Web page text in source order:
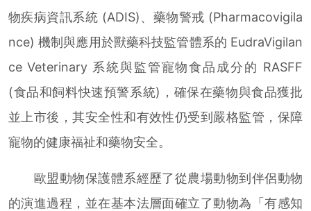
物疾病資訊系統 (ADIS)、藥物警戒 (Pharmacovigila
nce) 機制與應用於獸藥科技監管體系的 EudraVigilan
ce Veterinary 系統與監管寵物食品成分的 RASFF
(食品和飼料快速預警系統)，確保在藥物與食品獲批
並上市後，其安全性和有效性仍受到嚴格監管，保障
寵物的健康福祉和藥物安全。
歐盟動物保護體系經歷了從農場動物到伴侶動物
的演進過程，並在基本法層面確立了動物為「有感知